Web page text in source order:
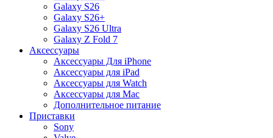
Galaxy S26
Galaxy S26+
Galaxy S26 Ultra
Galaxy Z Fold 7
Аксессуары
Аксессуары Для iPhone
Аксессуары для iPad
Аксессуары для Watch
Аксессуары для Mac
Дополнительное питание
Приставки
Sony